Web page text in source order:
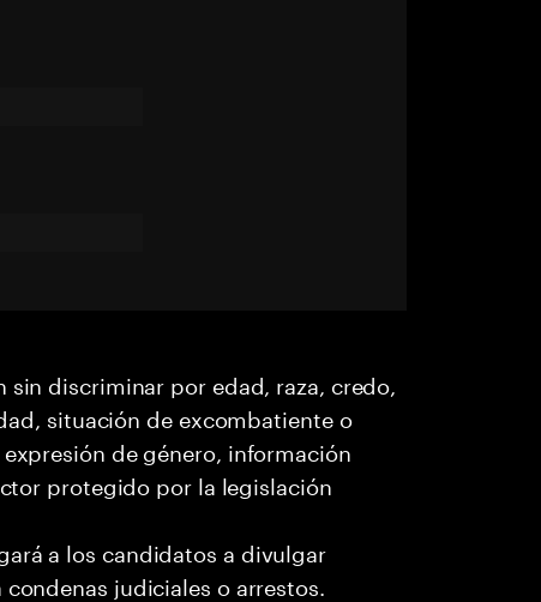
discriminar por edad, raza, credo,
situación de excombatiente o
de género, información
protegido por la legislación
a los candidatos a divulgar
judiciales o arrestos.